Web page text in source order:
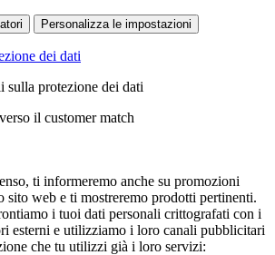
Personalizza le impostazioni
dei dati
sulla protezione dei dati
il customer match
ti informeremo anche su promozioni
sito web e ti mostreremo prodotti pertinenti.
i tuoi dati personali crittografati con i
esterni e utilizziamo i loro canali pubblicitari
che tu utilizzi già i loro servizi: